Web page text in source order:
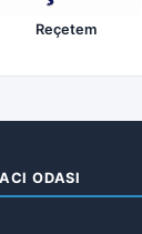
Reçetem
ODASI